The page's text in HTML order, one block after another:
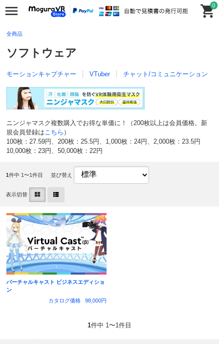
0
全商品
ソフトウェア
モーションキャプチャー VTuber チャット/コミュニケーション
ニンジャマスク複数購入でお得な単価に！（200枚以上は会員価格。新
規会員登録はこちら ）
100枚：27.59円、200枚：25.5円、1,000枚：24円、2,000枚：23.5円
10,000枚：23円、50,000枚：22円
1件中 1〜1件目 並び替え
表示切替
バーチャルキャスト ビジネスエディショ
ン
カタログ価格
98,000円
1件中 1〜1件目